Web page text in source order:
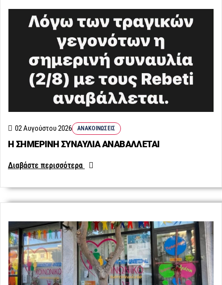
Η ΣΗΜΕΡΙΝΗ ΣΥΝΑΥΛΙΑ ΑΝΑΒΑΛΛΕΤΑΙ
02 Αυγούστου 2026 ΑΝΑΚΟΙΝΏΣΕΙΣ
Διαβάστε περισσότερα